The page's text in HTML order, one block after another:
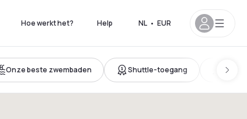
Hoe werkt het? Help NL • EUR
Onze beste zwembaden Shuttle-toegang